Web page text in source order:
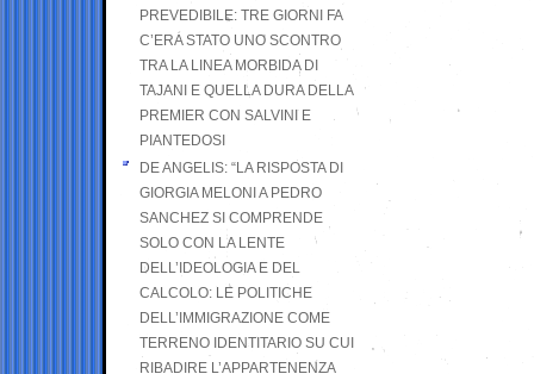
PREVEDIBILE: TRE GIORNI FA
C’ERA STATO UNO SCONTRO
TRA LA LINEA MORBIDA DI
TAJANI E QUELLA DURA DELLA
PREMIER CON SALVINI E
PIANTEDOSI
DE ANGELIS: “LA RISPOSTA DI
GIORGIA MELONI A PEDRO
SANCHEZ SI COMPRENDE
SOLO CON LA LENTE
DELL’IDEOLOGIA E DEL
CALCOLO: LE POLITICHE
DELL’IMMIGRAZIONE COME
TERRENO IDENTITARIO SU CUI
RIBADIRE L’APPARTENENZA